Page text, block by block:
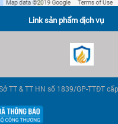
Link sản phẩm dịch vụ
TT & TT HN số 1839/GP-TTĐT